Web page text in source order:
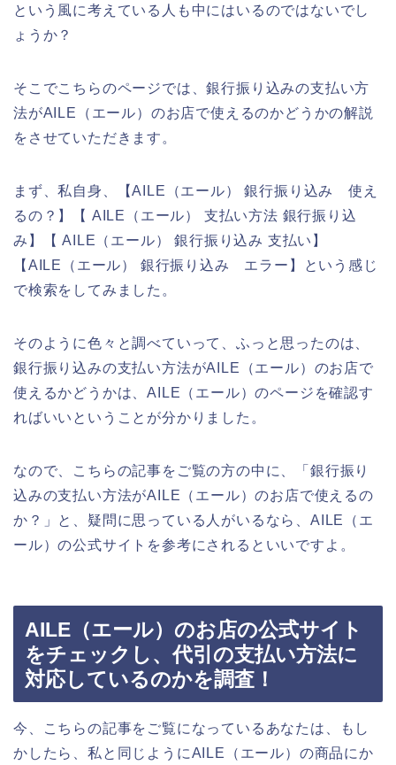
という風に考えている人も中にはいるのではないでし
ょうか？
そこでこちらのページでは、銀行振り込みの支払い方
法がAILE（エール）のお店で使えるのかどうかの解説
をさせていただきます。
まず、私自身、【AILE（エール） 銀行振り込み 使え
るの？】【 AILE（エール） 支払い方法 銀行振り込
み】【 AILE（エール） 銀行振り込み 支払い】
【AILE（エール） 銀行振り込み エラー】という感じ
で検索をしてみました。
そのように色々と調べていって、ふっと思ったのは、
銀行振り込みの支払い方法がAILE（エール）のお店で
使えるかどうかは、AILE（エール）のページを確認す
ればいいということが分かりました。
なので、こちらの記事をご覧の方の中に、「銀行振り
込みの支払い方法がAILE（エール）のお店で使えるの
か？」と、疑問に思っている人がいるなら、AILE（エ
ール）の公式サイトを参考にされるといいですよ。
AILE（エール）のお店の公式サイト
をチェックし、代引の支払い方法に
対応しているのかを調査！
今、こちらの記事をご覧になっているあなたは、もし
かしたら、私と同じようにAILE（エール）の商品にか